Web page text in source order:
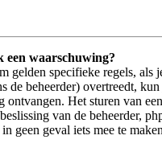
een waarschuwing?
gelden specifieke regels, als
de beheerder) overtreedt, kun
ontvangen. Het sturen van
van de beheerder,
geen geval iets mee te